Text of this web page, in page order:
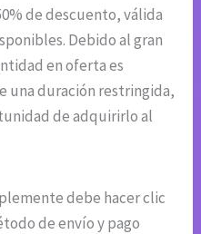
de descuento, válida
Debido al gran
en oferta es
una duración restringida,
de adquirirlo al
debe hacer clic
de envío y pago